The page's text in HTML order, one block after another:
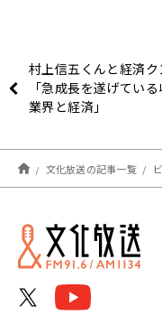
村上信五くんと経済ク
「急成長を遂げてい
業界と経済」
文化放送の記事一覧 ビ